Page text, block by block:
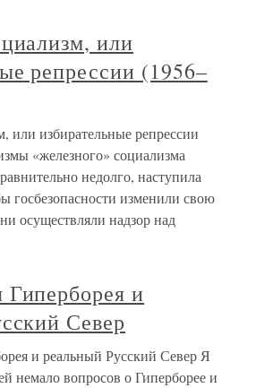
или
репрессии (1956–
или избирательные репрессии
«железного» социализма
недолго, наступила
госбезопасности изменили свою
осуществляли надзор над
и
Север
и реальный Русский Север Я
немало вопросов о Гиперборее и